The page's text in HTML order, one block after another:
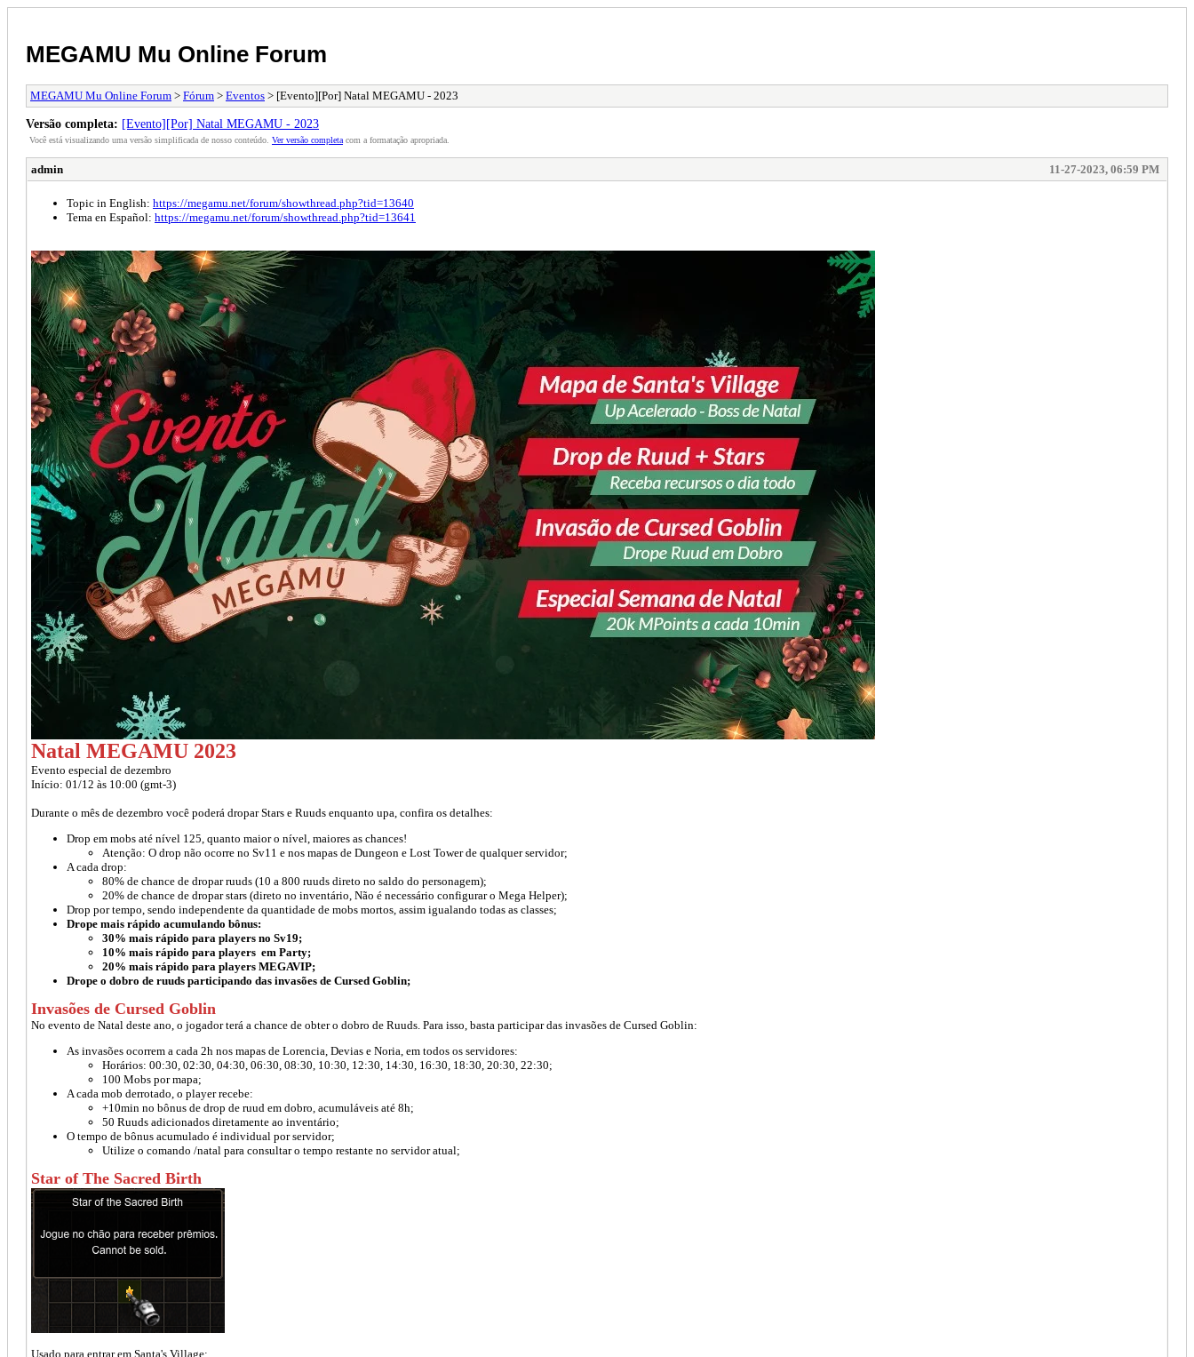
MEGAMU Mu Online Forum
MEGAMU Mu Online Forum > Fórum > Eventos > [Evento][Por] Natal MEGAMU - 2023
Versão completa: [Evento][Por] Natal MEGAMU - 2023
Você está visualizando uma versão simplificada de nosso conteúdo. Ver versão completa com a formatação apropriada.
admin 11-27-2023, 06:59 PM
Topic in English: https://megamu.net/forum/showthread.php?tid=13640
Tema en Español: https://megamu.net/forum/showthread.php?tid=13641
Natal MEGAMU 2023
Evento especial de dezembro
Início: 01/12 às 10:00 (gmt-3)
Durante o mês de dezembro você poderá dropar Stars e Ruuds enquanto upa, confira os detalhes:
Drop em mobs até nível 125, quanto maior o nível, maiores as chances!
Atenção: O drop não ocorre no Sv11 e nos mapas de Dungeon e Lost Tower de qualquer servidor;
A cada drop:
80% de chance de dropar ruuds (10 a 800 ruuds direto no saldo do personagem);
20% de chance de dropar stars (direto no inventário, Não é necessário configurar o Mega Helper);
Drop por tempo, sendo independente da quantidade de mobs mortos, assim igualando todas as classes;
Drope mais rápido acumulando bônus:
30% mais rápido para players no Sv19;
10% mais rápido para players em Party;
20% mais rápido para players MEGAVIP;
Drope o dobro de ruuds participando das invasões de Cursed Goblin;
Invasões de Cursed Goblin
No evento de Natal deste ano, o jogador terá a chance de obter o dobro de Ruuds. Para isso, basta participar das invasões de Cursed Goblin:
As invasões ocorrem a cada 2h nos mapas de Lorencia, Devias e Noria, em todos os servidores:
Horários: 00:30, 02:30, 04:30, 06:30, 08:30, 10:30, 12:30, 14:30, 16:30, 18:30, 20:30, 22:30;
100 Mobs por mapa;
A cada mob derrotado, o player recebe:
+10min no bônus de drop de ruud em dobro, acumuláveis até 8h;
50 Ruuds adicionados diretamente ao inventário;
O tempo de bônus acumulado é individual por servidor;
Utilize o comando /natal para consultar o tempo restante no servidor atual;
Star of The Sacred Birth
Usado para entrar em Santa's Village: